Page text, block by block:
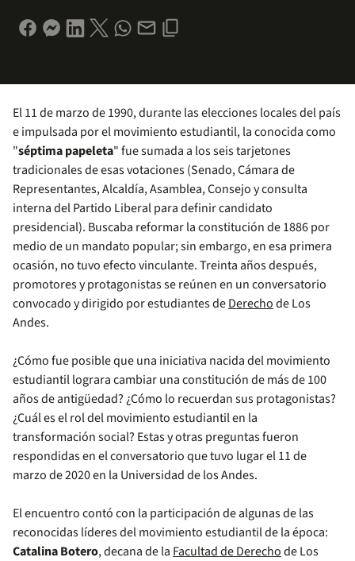
El 11 de marzo de 1990, durante las elecciones locales del país
e impulsada por el movimiento estudiantil, la conocida como
"séptima papeleta" fue sumada a los seis tarjetones
tradicionales de esas votaciones (Senado, Cámara de
Representantes, Alcaldía, Asamblea, Consejo y consulta
interna del Partido Liberal para definir candidato
presidencial). Buscaba reformar la constitución de 1886 por
medio de un mandato popular; sin embargo, en esa primera
ocasión, no tuvo efecto vinculante. Treinta años después,
promotores y protagonistas se reúnen en un conversatorio
convocado y dirigido por estudiantes deDerechode Los
Andes.
¿Cómo fue posible que una iniciativa nacida del movimiento
estudiantil lograra cambiar una constitución de más de 100
años de antigüedad? ¿Cómo lo recuerdan sus protagonistas?
¿Cuál es el rol del movimiento estudiantil en la
transformación social? Estas y otras preguntas fueron
respondidas en el conversatorio que tuvo lugar el 11 de
marzo de 2020 en la Universidad de los Andes.
El encuentro contó con la participación de algunas de las
reconocidas líderes del movimiento estudiantil de la época:
Catalina Botero, decana de la Facultad de Derechode Los